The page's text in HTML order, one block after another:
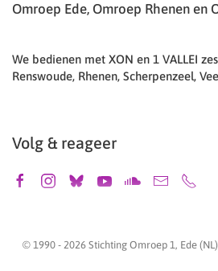
Omroep Ede, Omroep Rhenen en
We bedienen met XON en 1 VALLEI
Renswoude, Rhenen, Scherpenzeel,
Volg & reageer
© 1990 - 2026 Stichting Omroep 1, Ede